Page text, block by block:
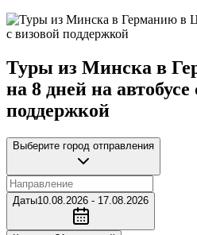
Туры из Минска в
на 8 дней на автобусе
поддержкой
Выберите город отправления
Даты10.08.2026 - 17.08.2026